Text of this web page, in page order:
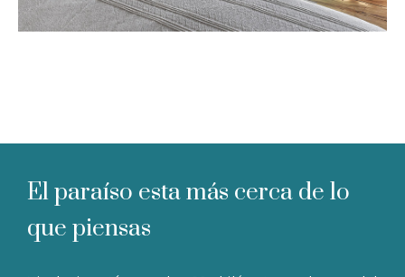
El paraíso esta más cerca de lo
que piensas